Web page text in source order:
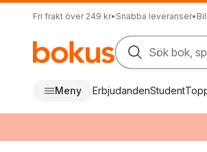
Fri frakt över 249 kr• Snabba leveranser•
Sök bok,
Meny ErbjudandenStudent